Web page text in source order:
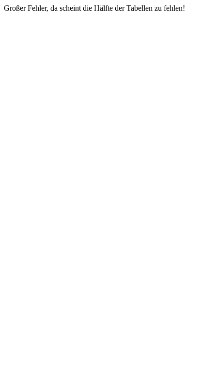
Großer Fehler, da scheint die Hälfte der Tabellen zu fehlen!